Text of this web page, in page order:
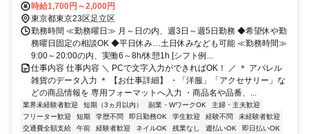
時給1,700円～2,000円
東京都東京23区足立区
勤務時間 ≪勤務曜日≫ 月～日の内、週3日～週5日勤務 ◆希望休や勤
務曜日固定の相談OK ◆平日休み…土日休みなども可能 ≪勤務時間≫
9:00～20:00の内、実働6～8h/休憩1h [シフト例...
仕事内容 仕事内容 ＼ PCで文字入力ができればOK！ ／ ＊ アパレル
雑貨のデータ入力 ＊ 【お仕事詳細】 ・「洋服」「アクセサリー」な
どの商品情報を 専用フォーマットへ入力 ・商品名や品番、...
業界未経験者歓迎 短期（3ヵ月以内） 副業・WワークOK
主婦・主夫歓迎
フリーター歓迎
短期 学歴不問 即日勤務OK 学生歓迎 経験不問
未経験者歓迎
交通費全額支給
午前 経験者歓迎 ネイルOK 残業なし 週払いOK
即日払いOK